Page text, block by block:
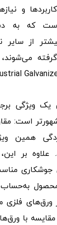
و
که به
از سایر
می‌شوند،
یک ویژگی
است:
همین
بر
فلزی
با